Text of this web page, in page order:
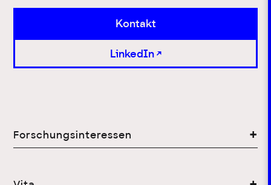
Kontakt
LinkedIn
Forschungsinteressen